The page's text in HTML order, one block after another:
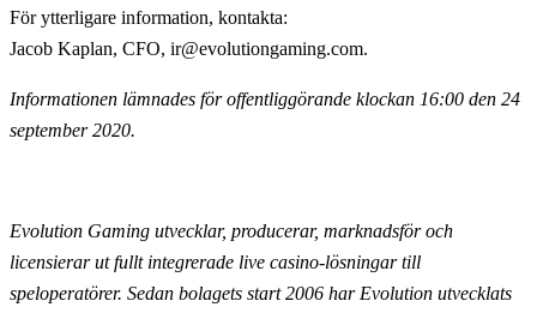
För ytterligare information, kontakta:
Jacob Kaplan, CFO, ir@evolutiongaming.com.
Informationen lämnades för offentliggörande klockan 16:00 den 24
september 2020.
Evolution Gaming utvecklar, producerar, marknadsför och
licensierar ut fullt integrerade live casino-lösningar till
speloperatörer. Sedan bolagets start 2006 har Evolution utvecklats